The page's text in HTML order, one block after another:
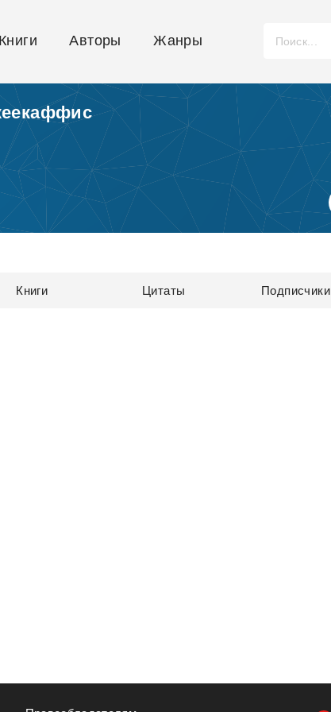
Книги Авторы Жанры
Книги Цитаты Подписчики